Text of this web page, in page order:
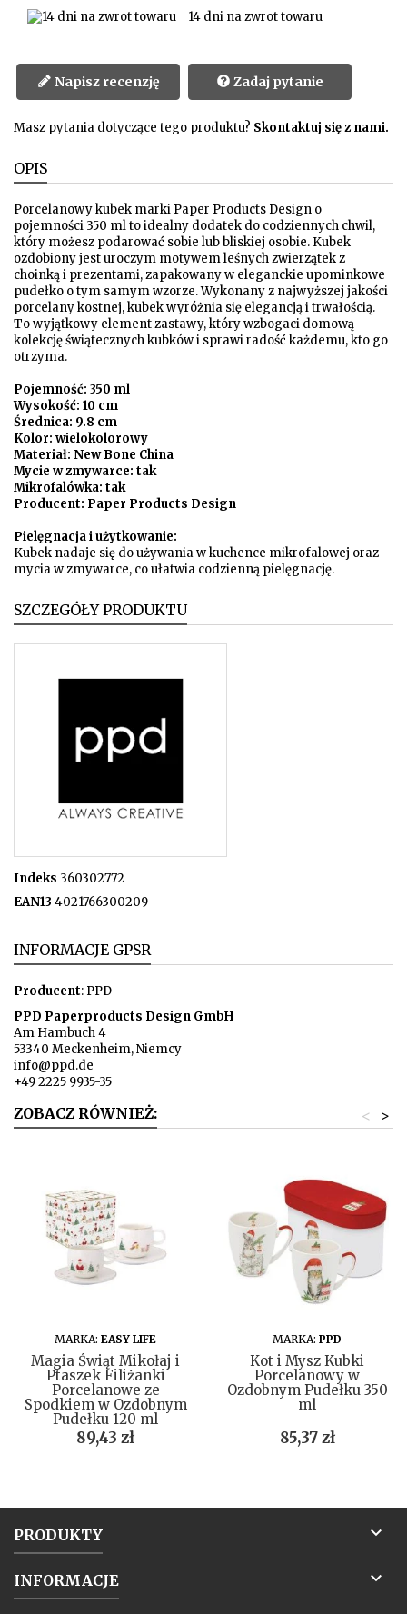
14 dni na zwrot towaru
Napisz recenzję Zadaj pytanie
Masz pytania dotyczące tego produktu? Skontaktuj się z nami.
OPIS
Porcelanowy kubek marki Paper Products Design o
pojemności 350 ml to idealny dodatek do codziennych chwil,
który możesz podarować sobie lub bliskiej osobie. Kubek
ozdobiony jest uroczym motywem leśnych zwierzątek z
choinką i prezentami, zapakowany w eleganckie upominkowe
pudełko o tym samym wzorze. Wykonany z najwyższej jakości
porcelany kostnej, kubek wyróżnia się elegancją i trwałością.
To wyjątkowy element zastawy, który wzbogaci domową
kolekcję świątecznych kubków i sprawi radość każdemu, kto go
otrzyma.
Pojemność: 350 ml
Wysokość: 10 cm
Średnica: 9.8 cm
Kolor: wielokolorowy
Materiał: New Bone China
Mycie w zmywarce: tak
Mikrofalówka: tak
Producent: Paper Products Design
Pielęgnacja i użytkowanie:
Kubek nadaje się do używania w kuchence mikrofalowej oraz
mycia w zmywarce, co ułatwia codzienną pielęgnację.
SZCZEGÓŁY PRODUKTU
Indeks 360302772
EAN13 4021766300209
INFORMACJE GPSR
Producent: PPD
PPD Paperproducts Design GmbH
Am Hambuch 4
53340 Meckenheim, Niemcy
info@ppd.de
+49 2225 9935-35
ZOBACZ RÓWNIEŻ: >
<
DO KOSZYKA
MARKA: EASY LIFE
Magia Świąt Mikołaj i
Ptaszek Filiżanki
Porcelanowe ze
Spodkiem w Ozdobnym
Pudełku 120 ml
Cena
89,43 zł
DO KOSZYKA
MARKA: PPD
Kot i Mysz Kubki
Porcelanowy w
Ozdobnym Pudełku 350
ml
Cena
85,37 zł
PRODUKTY 
INFORMACJE 